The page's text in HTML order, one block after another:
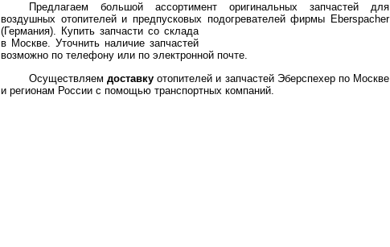
Предлагаем большой ассортимент оригинальных запчастей для
воздушных отопителей и предпусковых подогревателей фирмы Eberspacher
(Германия). Купить запчасти со склада
в Москве. Уточнить наличие запчастей
возможно по телефону или по электронной почте.
Осуществляемдоставку отопителей и запчастей Эберспехер по Москве
и регионам России с помощью транспортных компаний.